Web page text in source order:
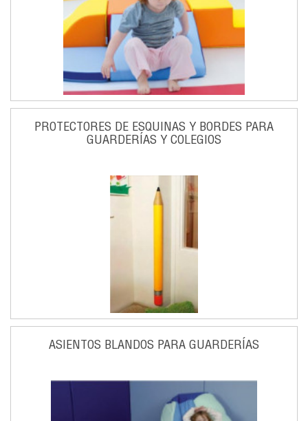
PROTECTORES DE ESQUINAS Y BORDES PARA
GUARDERÍAS Y COLEGIOS
ASIENTOS BLANDOS PARA GUARDERÍAS